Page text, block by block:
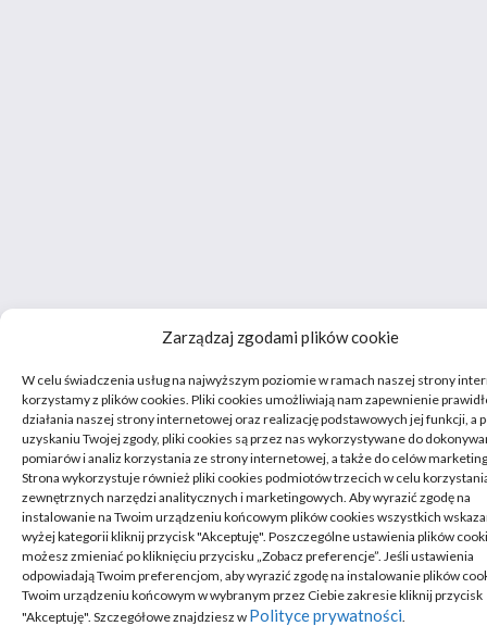
Zarządzaj zgodami plików cookie
W celu świadczenia usług na najwyższym poziomie w ramach naszej strony
korzystamy z plików cookies. Pliki cookies umożliwiają nam zapewnienie
działania naszej strony internetowej oraz realizację podstawowych jej funkcji, a
uzyskaniu Twojej zgody, pliki cookies są przez nas wykorzystywane do
pomiarów i analiz korzystania ze strony internetowej, a także do celów
Strona wykorzystuje również pliki cookies podmiotów trzecich w celu
zewnętrznych narzędzi analitycznych i marketingowych. Aby wyrazić zgodę na
instalowanie na Twoim urządzeniu końcowym plików cookies wszystkich
wyżej kategorii kliknij przycisk "Akceptuję". Poszczególne ustawienia plików
możesz zmieniać po kliknięciu przycisku „Zobacz preferencje”. Jeśli ustawienia
odpowiadają Twoim preferencjom, aby wyrazić zgodę na instalowanie plików
Twoim urządzeniu końcowym w wybranym przez Ciebie zakresie kliknij przycisk
"Akceptuję". Szczegółowe znajdziesz w Polityce prywatności.